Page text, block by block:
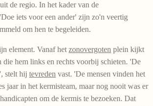
de regio. In het kader van de
iets voor een ander' zijn zo'n veer­tig
om hen te begeleiden.
element. Vanaf het zonovergoten plein kijkt
die hem links en rechts voorbij schieten. 'De
stelt hij tevreden vast. 'De mensen vinden het
jaar in het kermisteam, maar nog nooit was er
om de kermis te bezoeken. Dat